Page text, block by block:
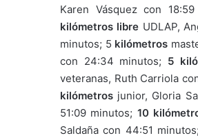
Karen Vásquez con
kilómetros libre UDLAP,
minutos; 5 kilómetros
con 24:34 minutos; 5
veteranas, Ruth Carriola
kilómetros junior, Gloria
51:09 minutos; 10
Saldaña con 44:51 minutos;